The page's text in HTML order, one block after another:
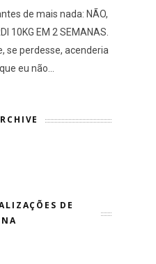
de mais nada: NÃO,
10KG EM 2 SEMANAS.
se perdesse, acenderia
eu não...
DE